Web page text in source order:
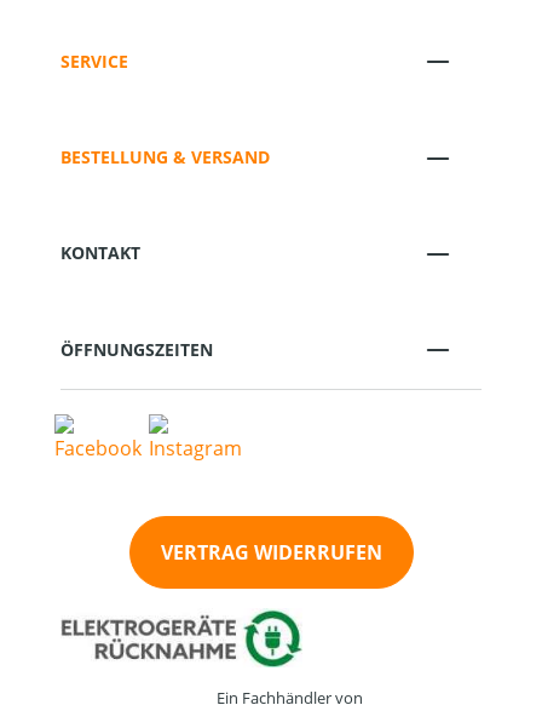
SERVICE
BESTELLUNG & VERSAND
KONTAKT
ÖFFNUNGSZEITEN
VERTRAG WIDERRUFEN
Ein Fachhändler von